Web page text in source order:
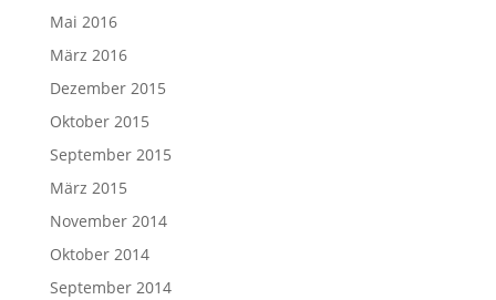
Mai 2016
März 2016
Dezember 2015
Oktober 2015
September 2015
März 2015
November 2014
Oktober 2014
September 2014